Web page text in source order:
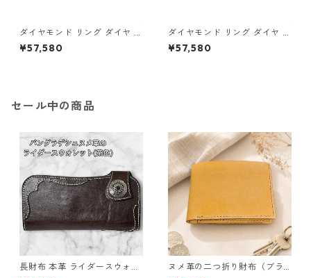
ダイヤモンド リング ダイヤ ア
イスブルーダイヤ 合計0.06ct
10.5号 プラチナ Pt950 ハート
¥57,580
ダイヤモンド リング ダイヤ ア
イスブルーダイヤ 合計0.06ct
11号 プラチナ Pt950 ハートモ
¥57,580
セール中の商品
長財布 本革 ライダースウォレ
ヌメ革の二つ折り財布（ブラ